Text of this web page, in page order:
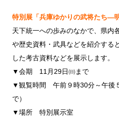
特別展「兵庫ゆかりの武将たち―
天下統一への歩みのなかで、県内
や歴史資料・武具などを紹介する
した考古資料などを展示します。
▼会期 11月29日㈰まで
▼観覧時間 午前９時30分～午後
で）
▼場所 特別展示室